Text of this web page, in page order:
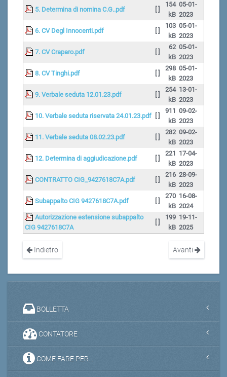
5. Determina di nomina C.G..pdf
154
kB
05-01-
2023
6. CV Degl Innocenti.pdf
103
kB
05-01-
2023
7. CV Craparo.pdf
62
kB
05-01-
2023
8. CV Tinghi.pdf
298
kB
05-01-
2023
9. Verbale seduta 12.01.23.pdf
254
kB
13-01-
2023
10. Verbale seduta riservata 24.01.23.pdf
911
kB
09-02-
2023
11. Verbale seduta 08.02.23.pdf
282
kB
09-02-
2023
12. Determina di aggiudicazione.pdf
221
kB
17-04-
2023
CONTRATTO CIG_9427618C7A.pdf
216
kB
28-09-
2023
Subappalto CIG 9427618C7A.pdf
270
kB
16-08-
2024
Autorizzazione estensione subappalto
CIG 9427618C7A
199
kB
19-11-
2025
Indietro Avanti
BOLLETTA
CONTATORE
COME FARE PER...